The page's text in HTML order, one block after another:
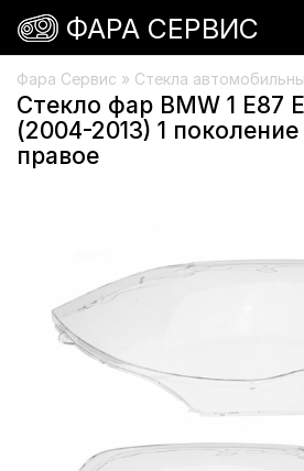
Фара Сервис » Стекла
Стекло фар BMW 1 E87
(2004-2013) 1
правое
ФАРА СЕРВИС